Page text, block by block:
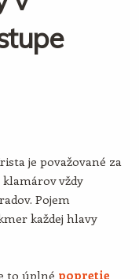
je považované za
vždy
Pojem
každej hlavy
to úplné popretie